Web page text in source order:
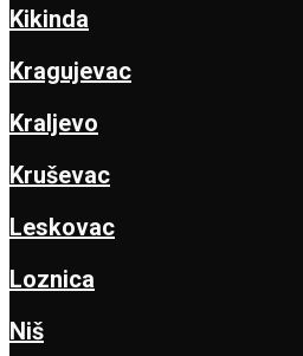
Kikinda
Kragujevac
Kraljevo
Kruševac
Leskovac
Loznica
Niš